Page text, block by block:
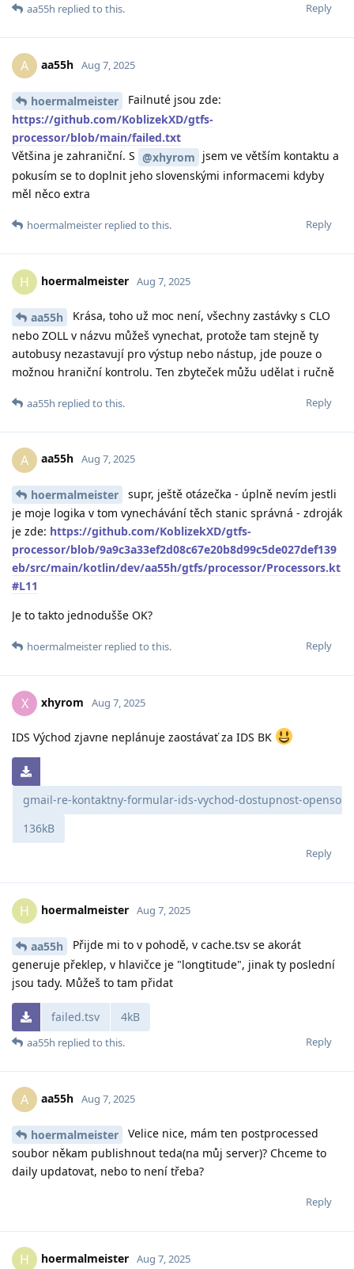
Reply
aa55h replied to this.
A aa55h Aug 7, 2025
hoermalmeister
Failnuté jsou zde:
https://github.com/KoblizekXD/gtfs-
processor/blob/main/failed.txt
Většina je zahraniční. S @xhyrom jsem ve větším kontaktu a
pokusím se to doplnit jeho slovenskými informacemi kdyby
měl něco extra
Reply
hoermalmeister replied to this.
H hoermalmeister Aug 7, 2025
aa55h
Krása, toho už moc není, všechny zastávky s CLO
nebo ZOLL v názvu můžeš vynechat, protože tam stejně ty
autobusy nezastavují pro výstup nebo nástup, jde pouze o
možnou hraniční kontrolu. Ten zbyteček můžu udělat i ručně
Reply
aa55h replied to this.
A aa55h Aug 7, 2025
hoermalmeister
supr, ještě otázečka - úplně nevím jestli
je moje logika v tom vynechávání těch stanic správná - zdroják
je zde: https://github.com/KoblizekXD/gtfs-
processor/blob/9a9c3a33ef2d08c67e20b8d99c5de027def139
eb/src/main/kotlin/dev/aa55h/gtfs/processor/Processors.kt
#L11
Je to takto jednodušše OK?
Reply
hoermalmeister replied to this.
X xhyrom Aug 7, 2025
IDS Východ zjavne neplánuje zaostávať za IDS BK
gmail-re-kontaktny-formular-ids-vychod-dostupnost-
136kB
Reply
H hoermalmeister Aug 7, 2025
aa55h
Přijde mi to v pohodě, v cache.tsv se akorát
generuje překlep, v hlavičce je "longtitude", jinak ty poslední
jsou tady. Můžeš to tam přidat
failed.tsv 4kB
Reply
aa55h replied to this.
A aa55h Aug 7, 2025
hoermalmeister
Velice nice, mám ten postprocessed
soubor někam publishnout teda(na můj server)? Chceme to
daily updatovat, nebo to není třeba?
Reply
H hoermalmeister Aug 7, 2025